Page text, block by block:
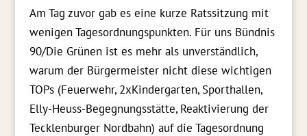
Am Tag zuvor gab es eine kurze Ratssitzung mit
wenigen Tagesordnungspunkten. Für uns Bündnis
90/Die Grünen ist es mehr als unverständlich,
warum der Bürgermeister nicht diese wichtigen
TOPs (Feuerwehr, 2xKindergarten, Sporthallen,
Elly-Heuss-Begegnungsstätte, Reaktivierung der
Tecklenburger Nordbahn) auf die Tagesordnung